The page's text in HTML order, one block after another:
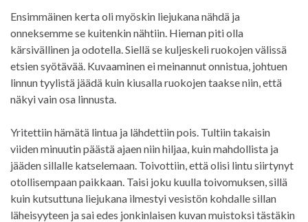
Ensimmäinen kerta oli myöskin liejukana nähdä ja
onneksemme se kuitenkin nähtiin. Hieman piti olla
kärsivällinen ja odotella. Siellä se kuljeskeli ruokojen välissä
etsien syötävää. Kuvaaminen ei meinannut onnistua, johtuen
linnun tyylistä jäädä kuin kiusalla ruokojen taakse niin, että
näkyi vain osa linnusta.
Yritettiin hämätä lintua ja lähdettiin pois. Tultiin takaisin
viiden minuutin päästä ajaen niin hiljaa, kuin mahdollista ja
jääden sillalle katselemaan. Toivottiin, että olisi lintu siirtynyt
otollisempaan paikkaan. Taisi joku kuulla toivomuksen, sillä
kuin kutsuttuna liejukana ilmestyi vesistön kohdalle sillan
läheisyyteen ja sai edes jonkinlaisen kuvan muistoksi tästäkin